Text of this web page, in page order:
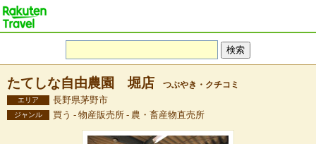
たてしな自由農園 堀店 つぶやき・クチコミ
エリア 長野県茅野市
ジャンル 買う - 物産販売所 - 農・畜産物直売所